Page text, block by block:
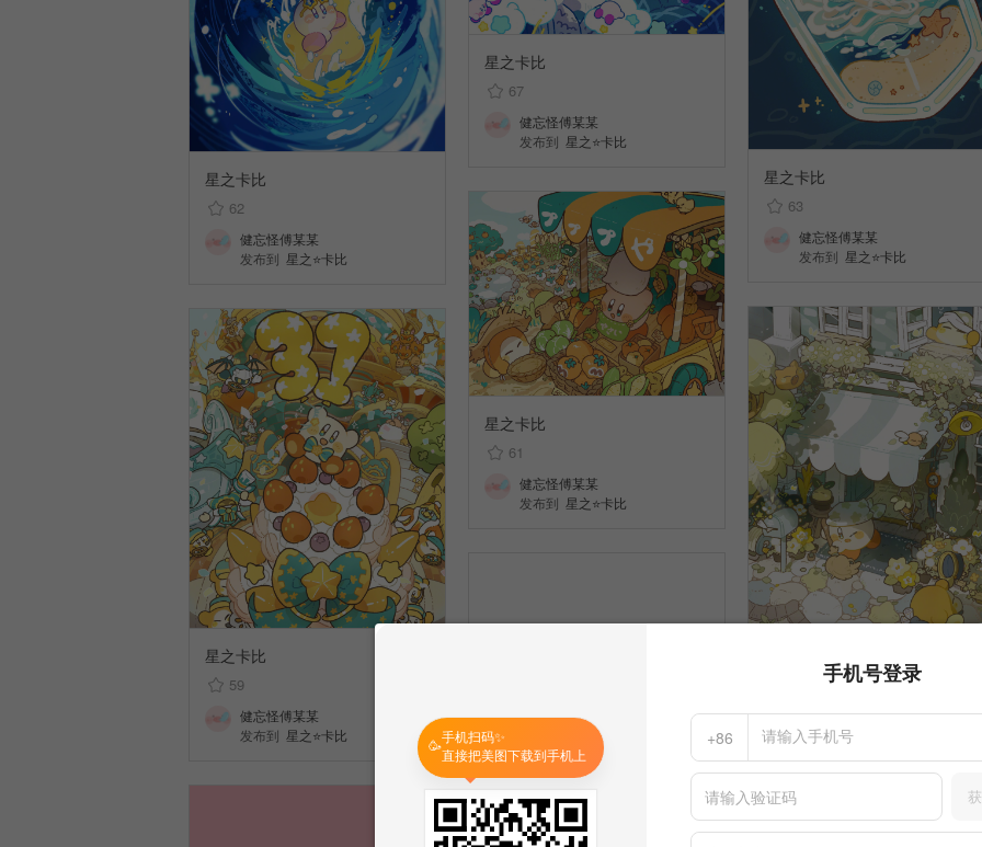
星之卡比
67
健忘怪傅某某
发布到 星之⭐卡比
星之卡比
63
健忘怪傅某某
发布到 星之⭐卡比
星之卡比
62
健忘怪傅某某
发布到 星之⭐卡比
星之卡比
61
健忘怪傅某某
发布到 星之⭐卡比
健忘怪傅某某
发布到星之⭐卡比
星之卡比
59
健忘怪傅某某
发布到 星之⭐卡比
🥳手机扫码✨
直接把美图下载到手机上
手机号登录
+86